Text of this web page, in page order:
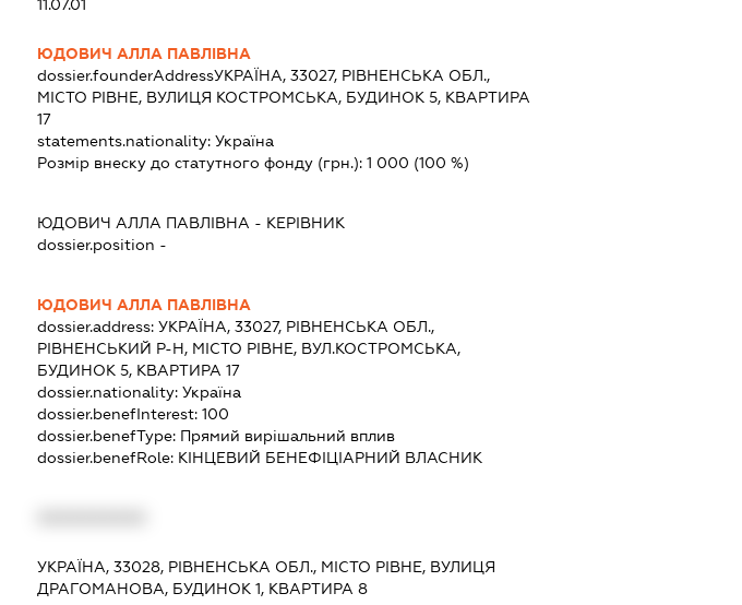
11.07.01
ЮДОВИЧ АЛЛА ПАВЛІВНА
dossier.founderAddressУКРАЇНА, 33027, РІВНЕНСЬКА ОБЛ.,
МІСТО РІВНЕ, ВУЛИЦЯ КОСТРОМСЬКА, БУДИНОК 5, КВАРТИРА
17
statements.nationality: Україна
Розмір внеску до статутного фонду (грн.): 1 000 (100 %)
ЮДОВИЧ АЛЛА ПАВЛІВНА - КЕРІВНИК
dossier.position -
ЮДОВИЧ АЛЛА ПАВЛІВНА
dossier.address: УКРАЇНА, 33027, РІВНЕНСЬКА ОБЛ.,
РІВНЕНСЬКИЙ Р-Н, МІСТО РІВНЕ, ВУЛ.КОСТРОМСЬКА,
БУДИНОК 5, КВАРТИРА 17
dossier.nationality: Україна
dossier.benefInterest: 100
dossier.benefType: Прямий вирішальний вплив
dossier.benefRole: КІНЦЕВИЙ БЕНЕФІЦІАРНИЙ ВЛАСНИК
УКРАЇНА, 33028, РІВНЕНСЬКА ОБЛ., МІСТО РІВНЕ, ВУЛИЦЯ
ДРАГОМАНОВА, БУДИНОК 1, КВАРТИРА 8